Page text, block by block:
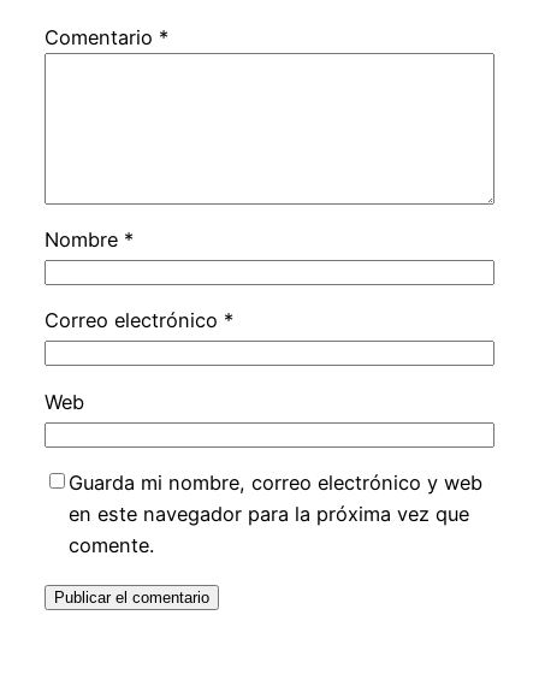
Comentario *
Nombre *
Correo electrónico *
Web
Guarda mi nombre, correo electrónico y web
en este navegador para la próxima vez que
comente.